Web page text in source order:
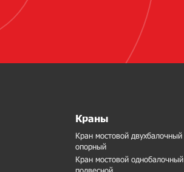
Краны
Кран мостовой двухбалочный
опорный
Кран мостовой однобалочный